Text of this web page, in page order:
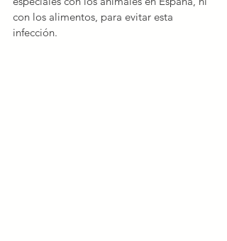
con los alimentos, para evitar esta
infección.